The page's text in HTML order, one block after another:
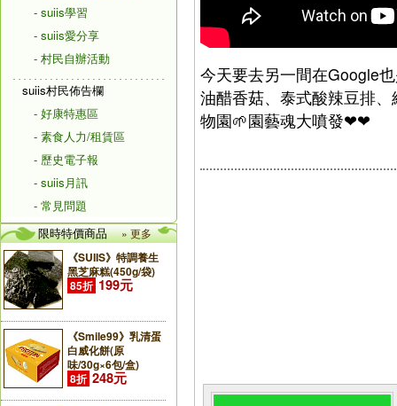
- suiis學習
- suiis愛分享
- 村民自辦活動
suiis村民佈告欄
- 好康特惠區
- 素食人力/租賃區
- 歷史電子報
- suiis月訊
- 常見問題
限時特價商品
» 更多
《SUIIS》特調養生
黑芝麻糕(450g/袋)
85折 199元
《Smile99》乳清蛋
白威化餅(原
味/30g×6包/盒)
8折 248元
今天要去另一間在Google
油醋香菇、泰式酸辣豆排
物園🌱園藝魂大噴發❤❤